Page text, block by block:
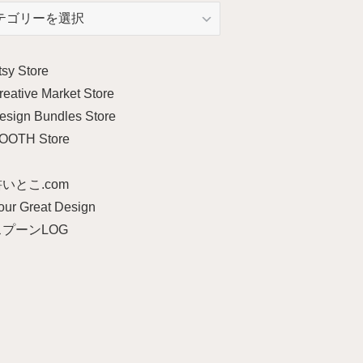
Store
Market Store
Bundles Store
Store
とこ.com
Great Design
ーンLOG